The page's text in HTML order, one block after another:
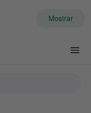
Mostrar